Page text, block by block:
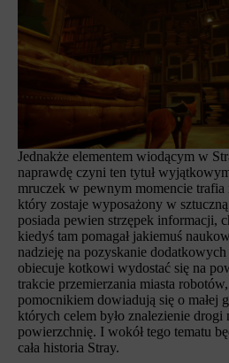
Jednakże elementem wiodącym w
naprawdę czyni ten tytuł
mruczek w pewnym momencie trafia
który zostaje wyposażony w
posiada pewien strzępek informacji,
kiedyś tam pomagał jakiemuś
nadzieję na pozyskanie
obiecuje kotkowi wydostać się na
trakcie przemierzania miasta
pomocnikiem dowiadują się o małej
których celem było znalezienie drogi
powierzchnię. I wokół tego tematu
cała historia Stray.